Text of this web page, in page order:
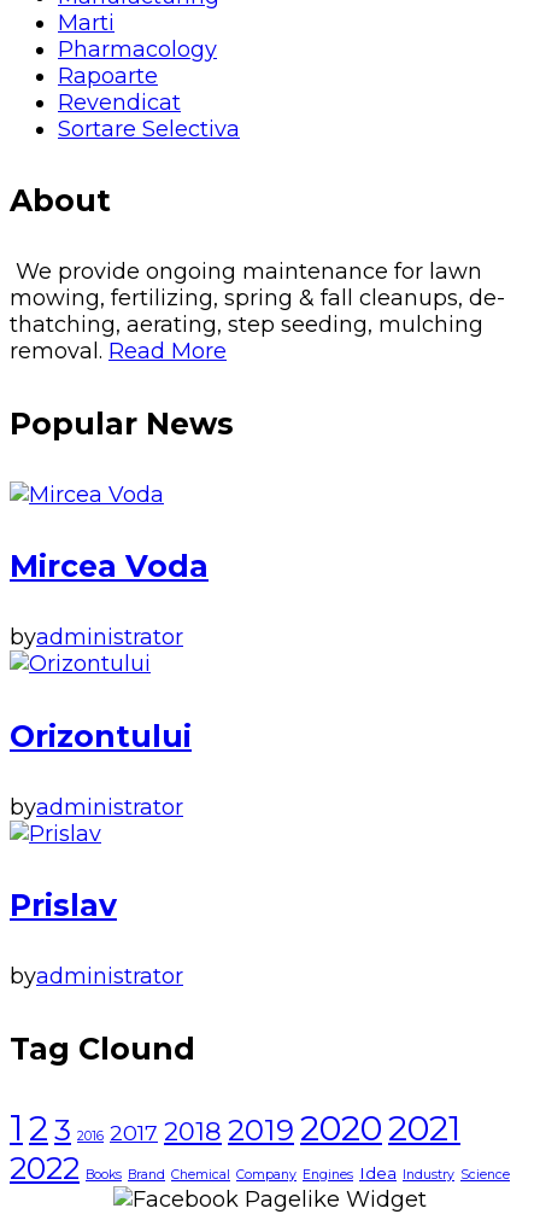
Marti
Pharmacology
Rapoarte
Revendicat
Sortare Selectiva
About
We provide ongoing maintenance for lawn
mowing, fertilizing, spring & fall cleanups, de-
thatching, aerating, step seeding, mulching
removal. Read More
Popular News
Mircea Voda
byadministrator
Orizontului
byadministrator
Prislav
byadministrator
Tag Clound
1 2 3 2016 2017 2018 2019 20202021
2022 Books Brand Chemical Company Engines Idea Industry Science